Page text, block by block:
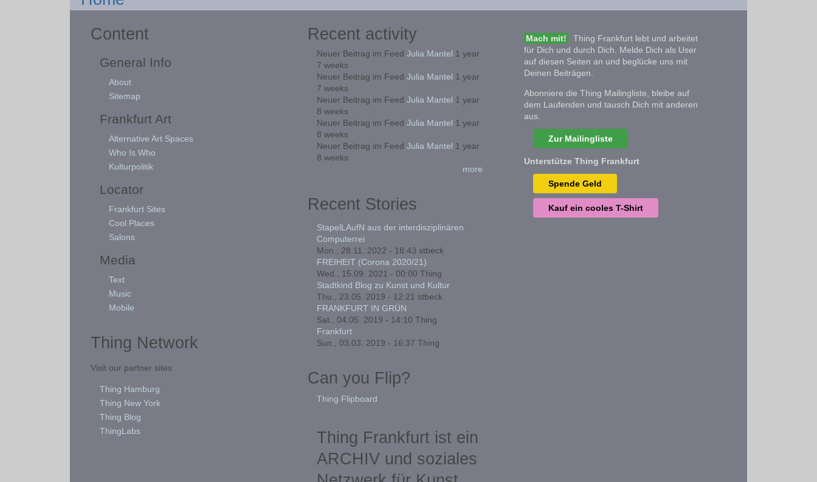
Content
General Info
About
Sitemap
Frankfurt Art
Alternative Art Spaces
Who Is Who
Kulturpolitik
Locator
Frankfurt Sites
Cool Places
Salons
Media
Text
Music
Mobile
Thing Network
Visit our partner sites
Thing Hamburg
Thing New York
Thing Blog
ThingLabs
Recent activity
Neuer Beitrag im Feed Julia Mantel 1 year
7 weeks
Neuer Beitrag im Feed Julia Mantel 1 year
7 weeks
Neuer Beitrag im Feed Julia Mantel 1 year
8 weeks
Neuer Beitrag im Feed Julia Mantel 1 year
8 weeks
Neuer Beitrag im Feed Julia Mantel 1 year
8 weeks
more
Recent Stories
StapelLAufN aus der interdisziplinären
Computerrei
Mon., 28.11. 2022 - 18:43 stbeck
FREIHEIT (Corona 2020/21)
Wed., 15.09. 2021 - 00:00 Thing
Stadtkind Blog zu Kunst und Kultur
Thu., 23.05. 2019 - 12:21 stbeck
FRANKFURT IN GRÜN
Sat., 04.05. 2019 - 14:10 Thing
Frankfurt
Sun., 03.03. 2019 - 16:37 Thing
Can you Flip?
Thing Flipboard
Thing Frankfurt ist ein
ARCHIV und soziales
Mach mit!
Thing Frankfurt lebt und arbeitet
für Dich und durch Dich. Melde Dich als User
auf diesen Seiten an und beglücke uns mit
Deinen Beiträgen.
Abonniere die Thing Mailingliste, bleibe auf
dem Laufenden und tausch Dich mit anderen
aus.
Zur Mailingliste
Unterstütze Thing Frankfurt
Spende Geld
Kauf ein cooles T-Shirt